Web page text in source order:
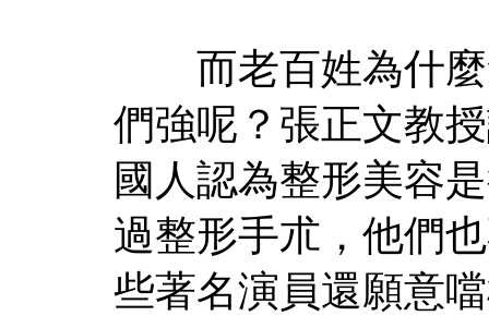
而老百姓為什麼
們強呢？張正文教
國人認為整形美容
過整形手朮，他們
些著名演員還願意